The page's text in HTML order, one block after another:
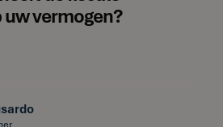
vermogen?